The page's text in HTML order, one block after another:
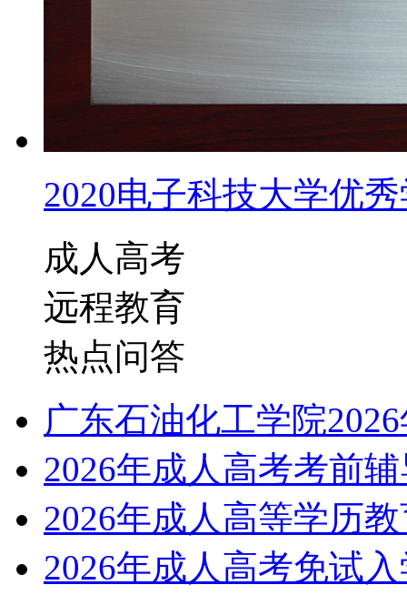
2020电子科技大学优
成人高考
远程教育
热点问答
广东石油化工学院
2026年成人高考考前
2026年成人高等学历
2026年成人高考免试